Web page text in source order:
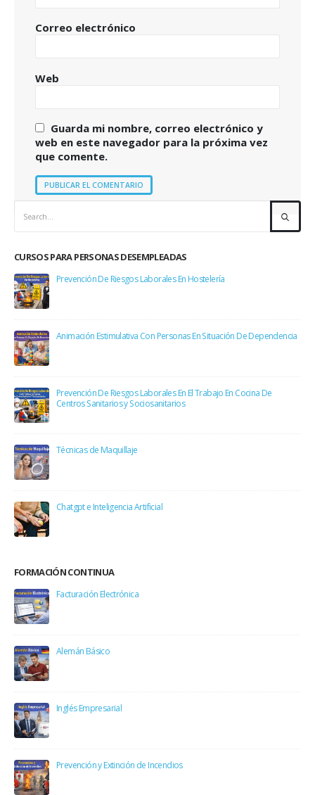
Correo electrónico
Web
Guarda mi nombre, correo electrónico y
web en este navegador para la próxima vez
que comente.
CURSOS PARA PERSONAS DESEMPLEADAS
Prevención De Riesgos Laborales En Hostelería
Animación Estimulativa Con Personas En Situación De Dependencia
Prevención De Riesgos Laborales En El Trabajo En Cocina De
Centros Sanitarios y Sociosanitarios
Técnicas de Maquillaje
Chatgpt e Inteligencia Artificial
FORMACIÓN CONTINUA
Facturación Electrónica
Alemán Básico
Inglés Empresarial
Prevención y Extinción de Incendios